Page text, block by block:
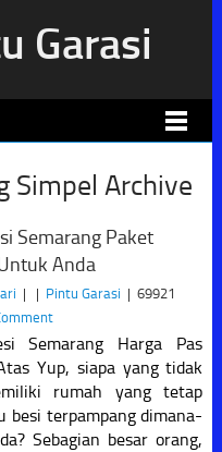
Garasi
Simpel Archive
Semarang Paket
Anda
| | Pintu Garasi | 69921
Semarang Harga Pas
Yup, siapa yang tidak
rumah yang tetap
terpampang dimana-
Sebagian besar orang,